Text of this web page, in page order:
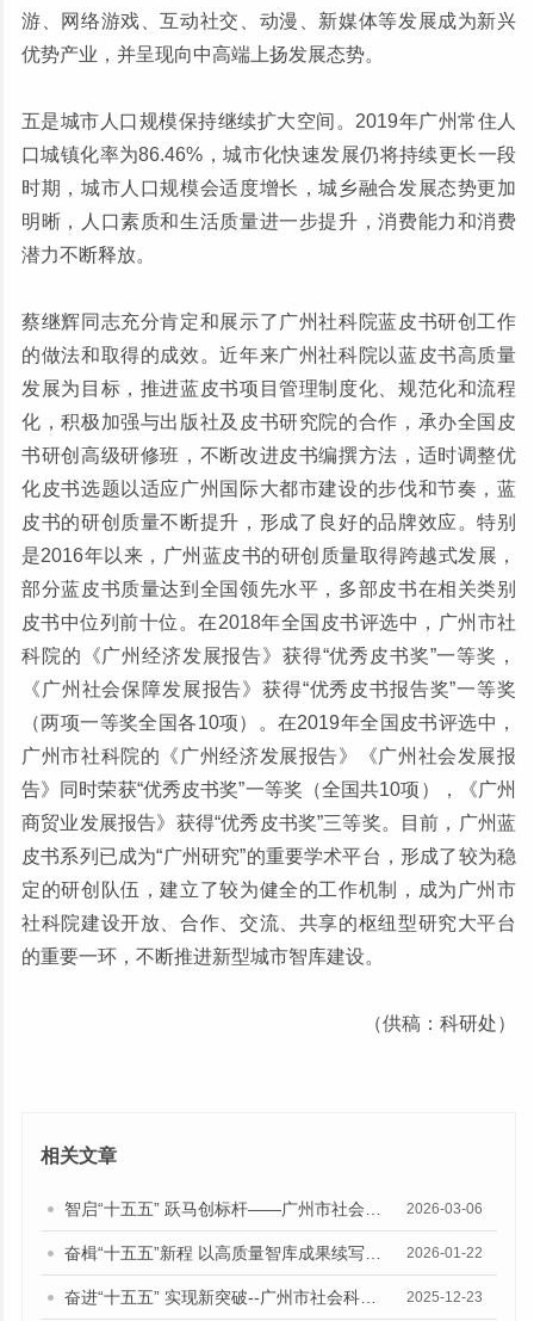
游、网络游戏、互动社交、动漫、新媒体等发展成为新兴
优势产业，并呈现向中高端上扬发展态势。
五是城市人口规模保持继续扩大空间。2019年广州常住人
口城镇化率为86.46%，城市化快速发展仍将持续更长一段
时期，城市人口规模会适度增长，城乡融合发展态势更加
明晰，人口素质和生活质量进一步提升，消费能力和消费
潜力不断释放。
蔡继辉同志充分肯定和展示了广州社科院蓝皮书研创工作
的做法和取得的成效。近年来广州社科院以蓝皮书高质量
发展为目标，推进蓝皮书项目管理制度化、规范化和流程
化，积极加强与出版社及皮书研究院的合作，承办全国皮
书研创高级研修班，不断改进皮书编撰方法，适时调整优
化皮书选题以适应广州国际大都市建设的步伐和节奏，蓝
皮书的研创质量不断提升，形成了良好的品牌效应。特别
是2016年以来，广州蓝皮书的研创质量取得跨越式发展，
部分蓝皮书质量达到全国领先水平，多部皮书在相关类别
皮书中位列前十位。在2018年全国皮书评选中，广州市社
科院的《广州经济发展报告》获得“优秀皮书奖”一等奖，
《广州社会保障发展报告》获得“优秀皮书报告奖”一等奖
（两项一等奖全国各10项）。在2019年全国皮书评选中，
广州市社科院的《广州经济发展报告》《广州社会发展报
告》同时荣获“优秀皮书奖”一等奖（全国共10项），《广州
商贸业发展报告》获得“优秀皮书奖”三等奖。目前，广州蓝
皮书系列已成为“广州研究”的重要学术平台，形成了较为稳
定的研创队伍，建立了较为健全的工作机制，成为广州市
社科院建设开放、合作、交流、共享的枢纽型研究大平台
的重要一环，不断推进新型城市智库建设。
（供稿：科研处）
相关文章
智启“十五五” 跃马创标杆——广州市社会科学院召开高质量发展大会（2026） 2026-03-06
奋楫“十五五”新程 以高质量智库成果续写中国式现代化广州华章——广州市社会科学院召开“中国式现代化的广州实践”丛书成果发布会 2026-01-22
奋进“十五五” 实现新突破--广州市社会科学院成功举办2025年度重大课题成果发布会 2025-12-23